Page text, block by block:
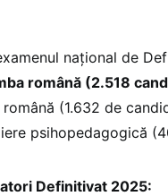
național de
română (2.518
(1.632 de
psihopedagogică
Definitivat 2025: